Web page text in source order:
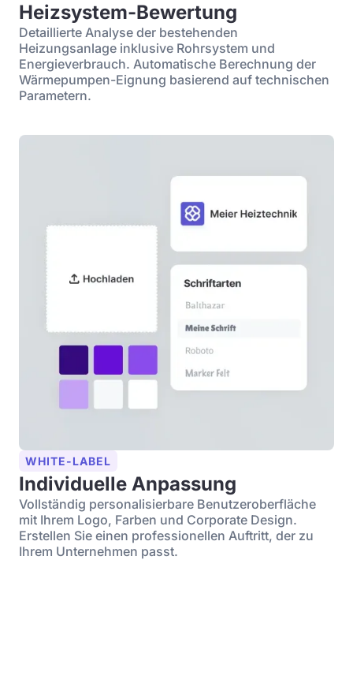
Heizsystem-Bewertung
Detaillierte Analyse der bestehenden
Heizungsanlage inklusive Rohrsystem und
Energieverbrauch. Automatische Berechnung der
Wärmepumpen-Eignung basierend auf technischen
Parametern.
WHITE-LABEL
Individuelle Anpassung
Vollständig personalisierbare Benutzeroberfläche
mit Ihrem Logo, Farben und Corporate Design.
Erstellen Sie einen professionellen Auftritt, der zu
Ihrem Unternehmen passt.